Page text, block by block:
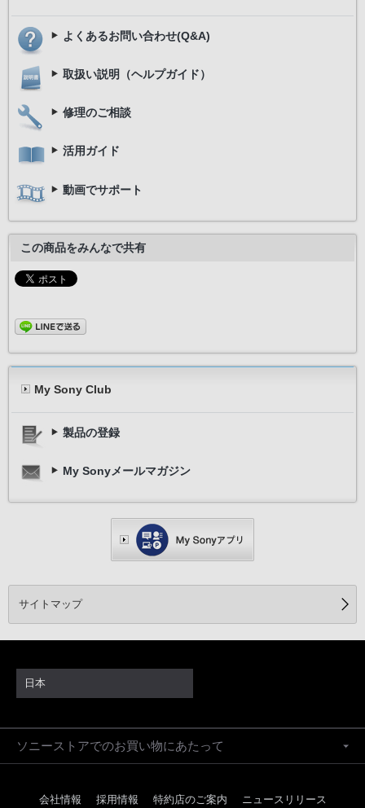
.m4v
.3gp
ASF .wmv VC-1 Main
よくあるお問い合わせ(Q&A)
取扱い説明（ヘルプガイド）
修理のご相談
活用ガイド
動画でサポート
この商品をみんなで共有
My Sony Club
製品の登録
My Sonyメールマガジン
サイトマップ
日本
ソニーストアでのお買い物にあたって
会社情報 採用情報 特約店のご案内 ニュースリリース